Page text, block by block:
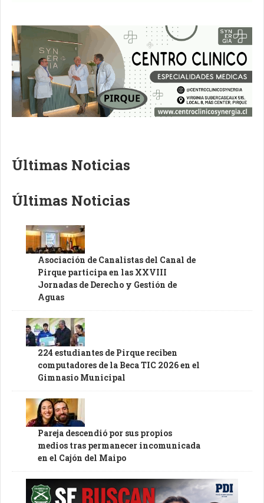
Últimas Noticias
Últimas Noticias
Asociación de Canalistas del Canal de
Pirque participa en las XXVIII
Jornadas de Derecho y Gestión de
Aguas
224 estudiantes de Pirque reciben
computadores de la Beca TIC 2026 en el
Gimnasio Municipal
Pareja descendió por sus propios
medios tras permanecer incomunicada
en el Cajón del Maipo